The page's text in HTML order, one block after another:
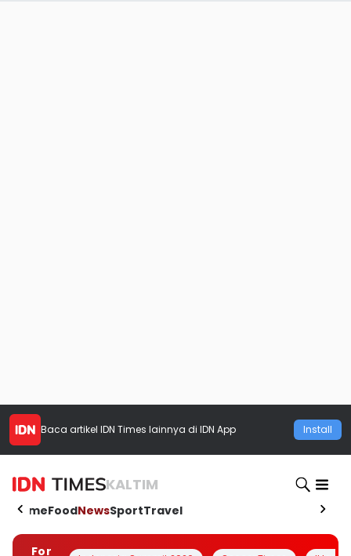
Baca artikel IDN Times lainnya di IDN App Install
KALTIM
HomeFoodNewsSportTravel
For